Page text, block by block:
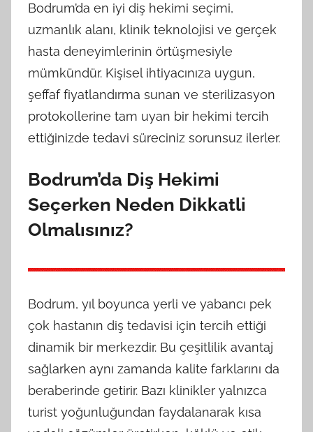
Bodrum’da en iyi diş hekimi seçimi,
uzmanlık alanı, klinik teknolojisi ve gerçek
hasta deneyimlerinin örtüşmesiyle
mümkündür. Kişisel ihtiyacınıza uygun,
şeffaf fiyatlandırma sunan ve sterilizasyon
protokollerine tam uyan bir hekimi tercih
ettiğinizde tedavi süreciniz sorunsuz ilerler.
Bodrum’da Diş Hekimi
Seçerken Neden Dikkatli
Olmalısınız?
Bodrum, yıl boyunca yerli ve yabancı pek
çok hastanın diş tedavisi için tercih ettiği
dinamik bir merkezdir. Bu çeşitlilik avantaj
sağlarken aynı zamanda kalite farklarını da
beraberinde getirir. Bazı klinikler yalnızca
turist yoğunluğundan faydalanarak kısa